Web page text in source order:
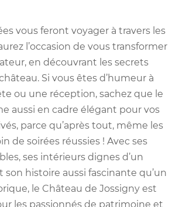
vous feront voyager à travers les
l’occasion de vous transformer
en découvrant les secrets
Si vous êtes d’humeur à
ou une réception, sachez que le
aussi en cadre élégant pour vos
parce qu’après tout, même les
de soirées réussies ! Avec ses
ses intérieurs dignes d’un
son histoire aussi fascinante qu’un
le Château de Jossigny est
les passionnés de patrimoine et